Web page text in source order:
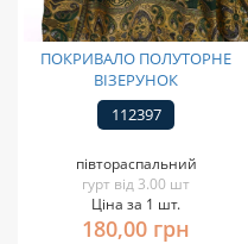
ПОКРИВАЛО ПОЛУТОРНЕ
ВІЗЕРУНОК
112397
півтораспальний
гурт від 3.00 шт
Ціна за 1 шт.
180,00 грн